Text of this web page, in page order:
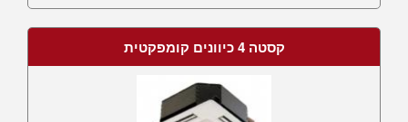
קסטה 4 כיוונים קומפקטית